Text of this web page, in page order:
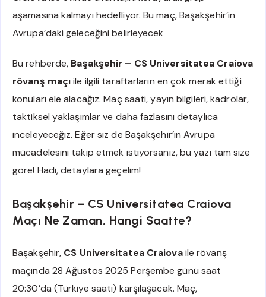
aşamasına kalmayı hedefliyor. Bu maç, Başakşehir’in
Avrupa’daki geleceğini belirleyecek
Bu rehberde, Başakşehir – CS Universitatea Craiova
rövanş maçıile ilgili taraftarların en çok merak ettiği
konuları ele alacağız. Maç saati, yayın bilgileri, kadrolar,
taktiksel yaklaşımlar ve daha fazlasını detaylıca
inceleyeceğiz. Eğer siz de Başakşehir’in Avrupa
mücadelesini takip etmek istiyorsanız, bu yazı tam size
göre! Hadi, detaylara geçelim!
Başakşehir – CS Universitatea Craiova
Maçı Ne Zaman, Hangi Saatte?
Başakşehir, CS Universitatea Craiovaile rövanş
maçında 28 Ağustos 2025 Perşembe günü saat
20:30’da (Türkiye saati) karşılaşacak. Maç,